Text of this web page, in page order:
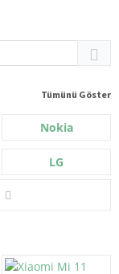
Tümünü Göster
Nokia
LG